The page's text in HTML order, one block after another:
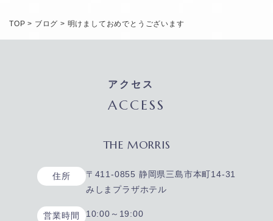
TOP > ブログ > 明けましておめでとうございます
アクセス
ACCESS
THE MORRIS
住所
〒411-0855 静岡県三島市本町14-31
みしまプラザホテル
営業時間 10:00～19:00